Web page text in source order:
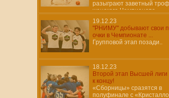
разыграют заветный
женского Чемпионата
19.12.23
"РНИМУ" добывают свои
очки в Чемпионате ...
Групповой этап позади..
18.12.23
Второй этап Высшей
к концу!
«Сборницы» сразятся в
полуфинале с